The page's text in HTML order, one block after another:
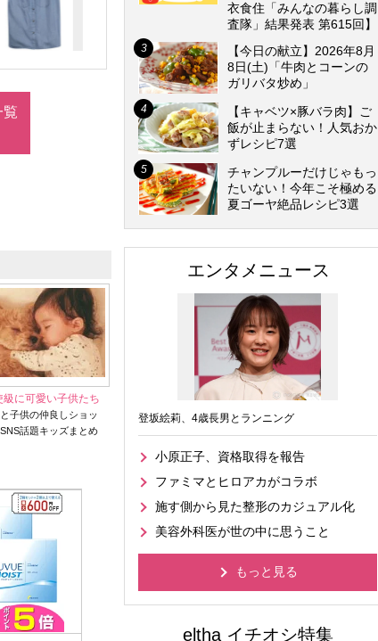
覧
級に可愛い子供たち
子供の仲良しショッ
SNS話題キッズまとめ
衣食住「みんなの暮らし調
査隊」結果発表 第615回】
【今日の献立】2026年8月
8日(土)「牛肉とコーンの
ガリバタ炒め」
【キャベツ×豚バラ肉】ご
飯が止まらない！人気おか
ずレシピ7選
チャンプルーだけじゃもっ
たいない！今年こそ極める
夏ゴーヤ絶品レシピ3選
エンタメニュース
登坂絵莉、4歳長男とランニング
小原正子、資格取得を報告
ファミマとヒロアカがコラボ
施す側から見た整形のカジュアル化
美容外科医が世の中に思うこと
もっと見る